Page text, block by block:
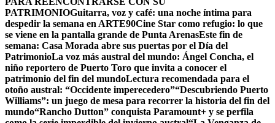
PATRIMONIOGuitarra, voz y café: una noche íntima para
despedir la semana en ARTE90Cine Star como refugio: lo que
se viene en la pantalla grande de Punta ArenasEste fin de
semana: Casa Morada abre sus puertas por el Día del
PatrimonioLa voz más austral del mundo: Ángel Concha, el
niño reportero de Puerto Toro que invita a conocer el
patrimonio del fin del mundoLectura recomendada para el
otoño austral: “Occidente imperecedero”“Descubriendo Puerto
Williams”: un juego de mesa para recorrer la historia del fin del
mundo“Rancho Dutton” conquista Paramount+ y se perfila